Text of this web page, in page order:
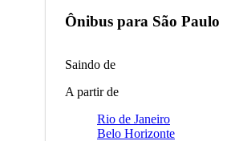
Ônibus para São Paulo
Saindo de
A partir de
Rio de Janeiro
Belo Horizonte